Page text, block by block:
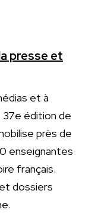
presse et
et à
37e édition de
près de
enseignantes
français.
dossiers